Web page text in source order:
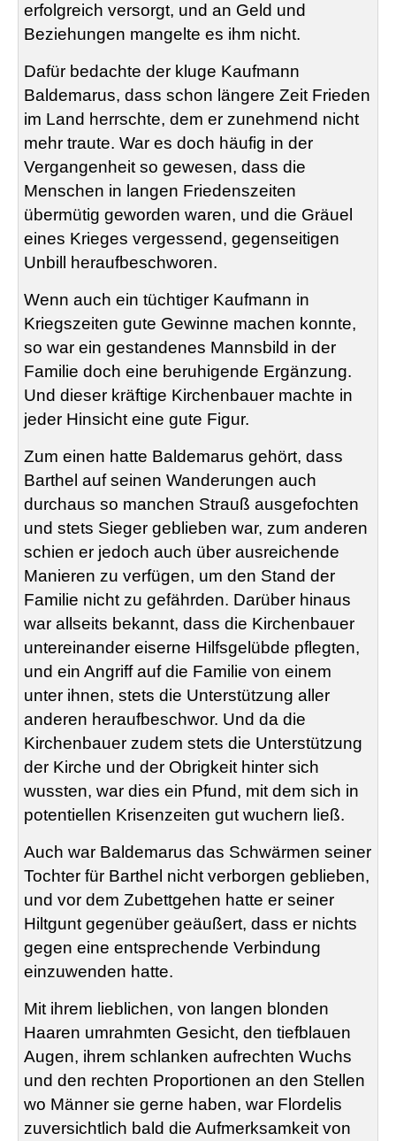
erfolgreich versorgt, und an Geld und
Beziehungen mangelte es ihm nicht.
Dafür bedachte der kluge Kaufmann
Baldemarus, dass schon längere Zeit Frieden
im Land herrschte, dem er zunehmend nicht
mehr traute. War es doch häufig in der
Vergangenheit so gewesen, dass die
Menschen in langen Friedenszeiten
übermütig geworden waren, und die Gräuel
eines Krieges vergessend, gegenseitigen
Unbill heraufbeschworen.
Wenn auch ein tüchtiger Kaufmann in
Kriegszeiten gute Gewinne machen konnte,
so war ein gestandenes Mannsbild in der
Familie doch eine beruhigende Ergänzung.
Und dieser kräftige Kirchenbauer machte in
jeder Hinsicht eine gute Figur.
Zum einen hatte Baldemarus gehört, dass
Barthel auf seinen Wanderungen auch
durchaus so manchen Strauß ausgefochten
und stets Sieger geblieben war, zum anderen
schien er jedoch auch über ausreichende
Manieren zu verfügen, um den Stand der
Familie nicht zu gefährden. Darüber hinaus
war allseits bekannt, dass die Kirchenbauer
untereinander eiserne Hilfsgelübde pflegten,
und ein Angriff auf die Familie von einem
unter ihnen, stets die Unterstützung aller
anderen heraufbeschwor. Und da die
Kirchenbauer zudem stets die Unterstützung
der Kirche und der Obrigkeit hinter sich
wussten, war dies ein Pfund, mit dem sich in
potentiellen Krisenzeiten gut wuchern ließ.
Auch war Baldemarus das Schwärmen seiner
Tochter für Barthel nicht verborgen geblieben,
und vor dem Zubettgehen hatte er seiner
Hiltguntgegenüber geäußert, dass er nichts
gegen eine entsprechende Verbindung
einzuwenden hatte.
Mit ihrem lieblichen, von langen blonden
Haaren umrahmten Gesicht, den tiefblauen
Augen, ihrem schlanken aufrechten Wuchs
und den rechten Proportionen an den Stellen
wo Männer sie gerne haben, war Flordelis
zuversichtlich bald die Aufmerksamkeit von